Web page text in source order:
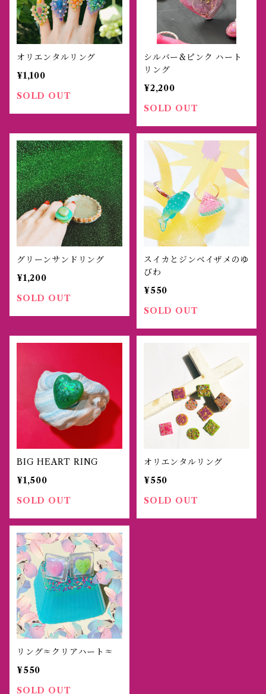
オリエンタルリング
¥1,100
SOLD OUT
シルバー&ピンク ハート
リング
¥2,200
SOLD OUT
グリーンサンドリング
¥1,200
SOLD OUT
スイカとジンベイザメのゆ
びわ
¥550
SOLD OUT
BIG HEART RING
¥1,500
SOLD OUT
オリエンタルリング
¥550
SOLD OUT
リング≈クリアハート≈
¥550
SOLD OUT